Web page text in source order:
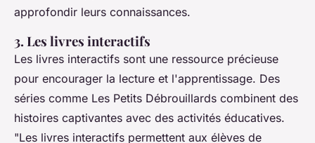
approfondir leurs connaissances.
3. Les livres interactifs
Les livres interactifs sont une ressource précieuse
pour encourager la lecture et l'apprentissage. Des
séries comme Les Petits Débrouillards combinent des
histoires captivantes avec des activités éducatives.
"Les livres interactifs permettent aux élèves de